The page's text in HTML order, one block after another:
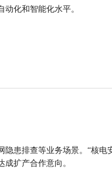
化和智能化水平。
隐患排查等业务场景。“核电
扩产合作意向。